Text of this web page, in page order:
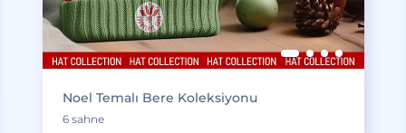
Noel Temalı Bere Koleksiyonu
6 sahne